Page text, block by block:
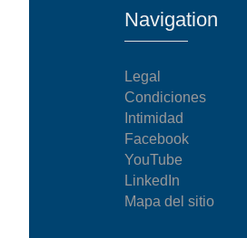
Navigation
Legal
Condiciones
Intimidad
Facebook
YouTube
LinkedIn
Mapa del sitio